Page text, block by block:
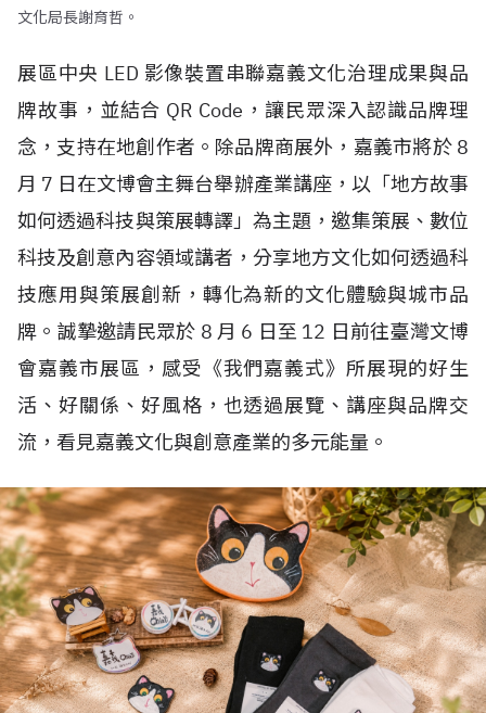
文化局長謝育哲。
展區中央 LED 影像裝置串聯嘉義文化治理成果與品
牌故事，並結合 QR Code ，讓民眾深入認識品牌理
念，支持在地創作者。除品牌商展外，嘉義市將於 8
月 7 日在文博會主舞台舉辦產業講座，以「地方故事
如何透過科技與策展轉譯」為主題，邀集策展、數位
科技及創意內容領域講者，分享地方文化如何透過科
技應用與策展創新，轉化為新的文化體驗與城市品
牌。誠摯邀請民眾於 8 月 6 日至 12 日前往臺灣文博
會嘉義市展區，感受《我們嘉義式》所展現的好生
活、好關係、好風格，也透過展覽、講座與品牌交
流，看見嘉義文化與創意產業的多元能量。